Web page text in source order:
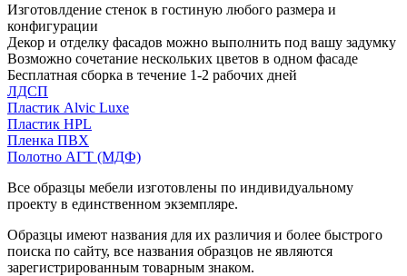
Изготовлдение стенок в гостиную любого размера и
конфигурации
Декор и отделку фасадов можно выполнить под вашу задумку
Возможно сочетание нескольких цветов в одном фасаде
Бесплатная сборка в течение 1-2 рабочих дней
ЛДСП
Пластик Alvic Luxe
Пластик HPL
Пленка ПВХ
Полотно АГТ (МДФ)
Все образцы мебели изготовлены по индивидуальному
проекту в единственном экземпляре.
Образцы имеют названия для их различия и более быстрого
поиска по сайту, все названия образцов не являются
зарегистрированным товарным знаком.